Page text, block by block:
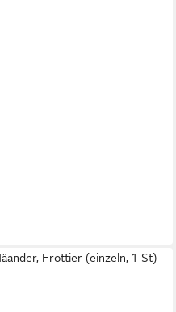
Frottier (einzeln, 1-St)